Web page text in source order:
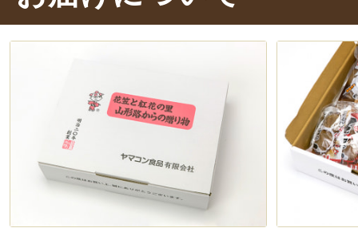
山形名物がたっぷり詰まったこち
ご自宅での団らんにはもちろ
の味を届ける贈り物として、自信
ます。